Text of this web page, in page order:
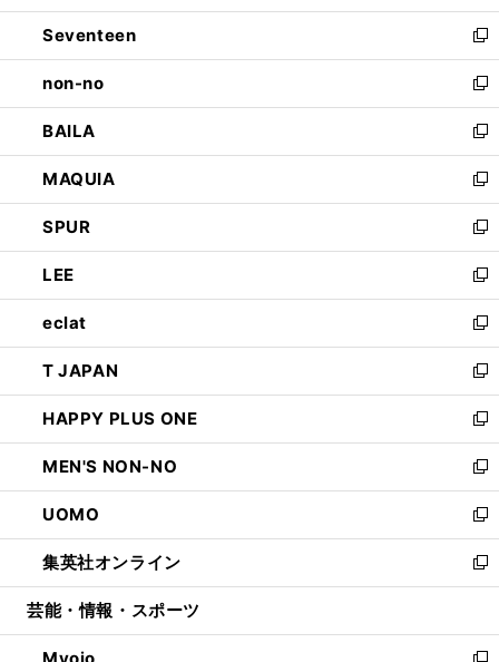
開
く
ウ
で
開
く
ン
ド
ウ
で
開
く
Seventeen
新
し
い
ウ
ィ
ン
ド
ウ
で
開
く
non-no
新
し
い
ウ
ィ
ン
ド
ウ
で
開
く
BAILA
新
し
い
ウ
ィ
ン
ド
ウ
で
開
く
MAQUIA
新
し
い
ウ
ィ
ン
ド
ウ
で
開
く
SPUR
新
し
い
ウ
ィ
ン
ド
ウ
で
開
く
LEE
新
し
い
ウ
ィ
ン
ド
ウ
で
開
く
eclat
新
し
い
ウ
ィ
ン
ド
ウ
で
開
く
T JAPAN
新
し
い
ウ
ィ
ン
ド
ウ
で
開
HAPPY PLUS ONE
新
し
い
ウ
ィ
ン
ド
ウ
開
く
MEN'S NON-NO
新
し
い
ウ
ィ
ン
ウ
UOMO
新
し
い
ウ
ン
集英社オンライン
新
し
ウ
芸能・情報・スポーツ